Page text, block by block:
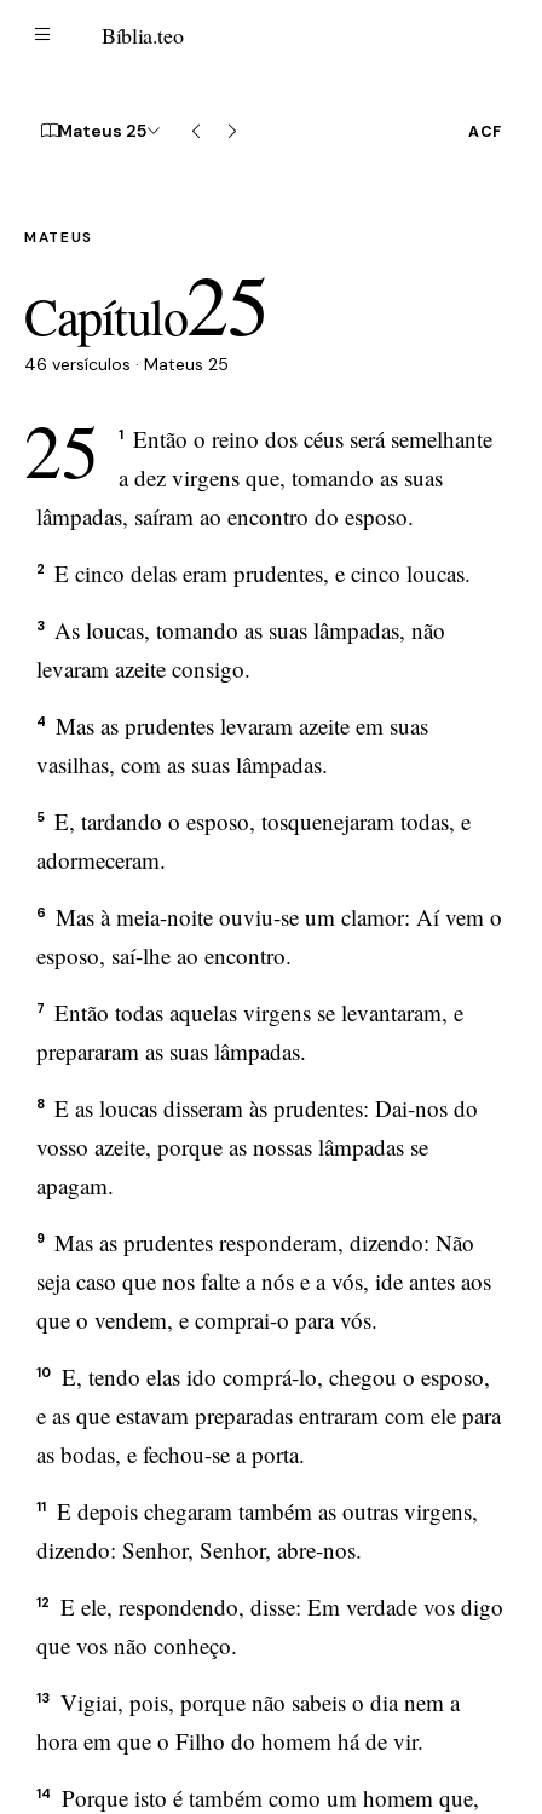
Bíblia.teo
Mateus 25 ACF
MATEUS
Capítulo25
46 versículos · Mateus 25
25 1
Então o reino dos céus será semelhante
a dez virgens que, tomando as suas
lâmpadas, saíram ao encontro do esposo.
2 E cinco delas eram prudentes, e cinco loucas.
3
As loucas, tomando as suas lâmpadas, não
levaram azeite consigo.
4
Mas as prudentes levaram azeite em suas
vasilhas, com as suas lâmpadas.
5
E, tardando o esposo, tosquenejaram todas, e
adormeceram.
6
Mas à meia-noite ouviu-se um clamor: Aí vem o
esposo, saí-lhe ao encontro.
7
Então todas aquelas virgens se levantaram, e
prepararam as suas lâmpadas.
8
E as loucas disseram às prudentes: Dai-nos do
vosso azeite, porque as nossas lâmpadas se
apagam.
9
Mas as prudentes responderam, dizendo: Não
seja caso que nos falte a nós e a vós, ide antes aos
que o vendem, e comprai-o para vós.
10
E, tendo elas ido comprá-lo, chegou o esposo,
e as que estavam preparadas entraram com ele para
as bodas, e fechou-se a porta.
11
E depois chegaram também as outras virgens,
dizendo: Senhor, Senhor, abre-nos.
12
E ele, respondendo, disse: Em verdade vos digo
que vos não conheço.
13
Vigiai, pois, porque não sabeis o dia nem a
hora em que o Filho do homem há de vir.
14
Porque isto é também como um homem que,